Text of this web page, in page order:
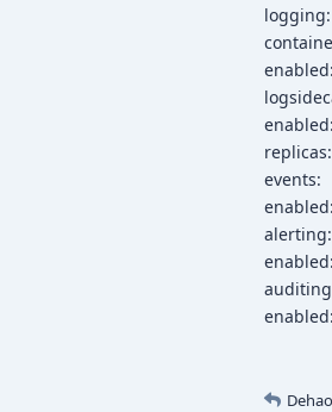
logging:
events:
alerting: